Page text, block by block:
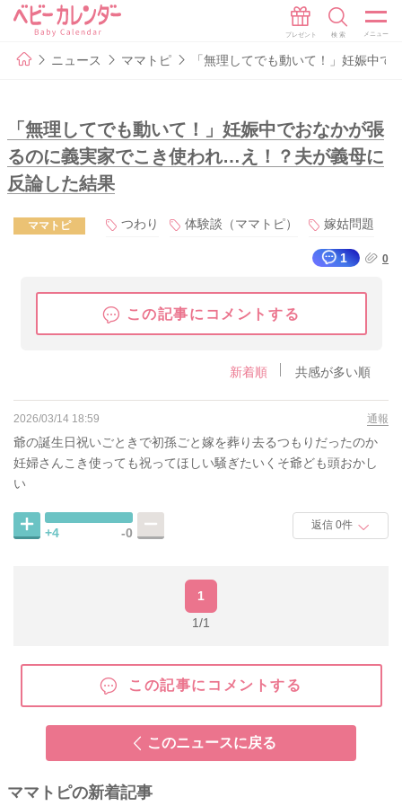
ニュース ママトピ 「無理してでも動いて！」妊娠中
「無理してでも動いて！」妊娠中でおなかが張
るのに義実家でこき使われ…え！？夫が義母に
反論した結果
ママトピ つわり 体験談（ママトピ） 嫁姑問題
1 0
この記事にコメントする
新着順 共感が多い順
2026/03/14 18:59 通報
爺の誕生日祝いごときで初孫ごと嫁を葬り去るつもりだったのか
妊婦さんこき使っても祝ってほしい騒ぎたいくそ爺ども頭おかし
い
+4 -0
返信 0件
1
1/1
この記事にコメントする
このニュースに戻る
ママトピの新着記事